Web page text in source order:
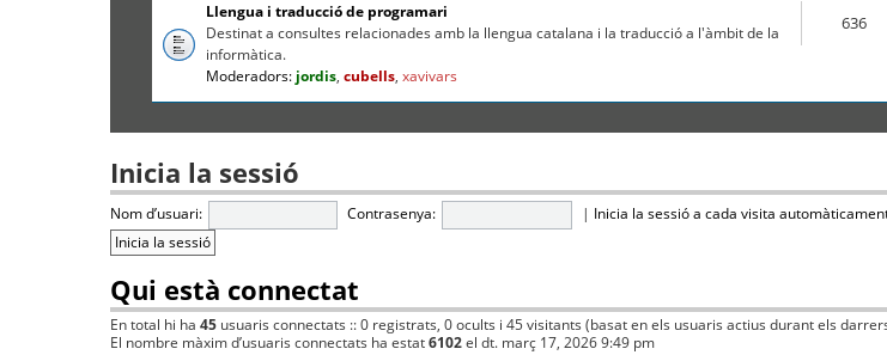
Llengua i traducció de programari
Destinat a consultes relacionades amb la llengua catalana i la traducció a l'àmbit de la
informàtica.
Moderadors: jordis, cubells, xavivars
636
Inicia la sessió
Nom d’usuari: Contrasenya: | Inicia la sessió a cada visita
Qui està connectat
En total hi ha 45 usuaris connectats :: 0 registrats, 0 ocults i 45 visitants (basat en els usuaris actius durant els
El nombre màxim d’usuaris connectats ha estat6102el dt. març 17, 2026 9:49 pm